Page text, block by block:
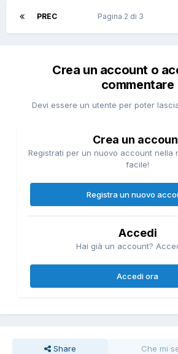
PREC Pagina 2 di 3
Crea un account o
commentare
Devi essere un utente per poter
Crea un
Registrati per un nuovo account nella
facile!
Registra un nuovo
Accedi
Hai già un account?
Accedi ora
Share Che mi